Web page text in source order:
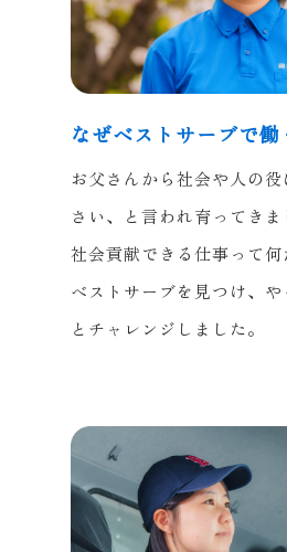
なぜベストサーブで働
お父さんから社会や人の
さい、と言われ育ってきま
社会貢献できる仕事って
ベストサーブを見つけ、や
とチャレンジしました。